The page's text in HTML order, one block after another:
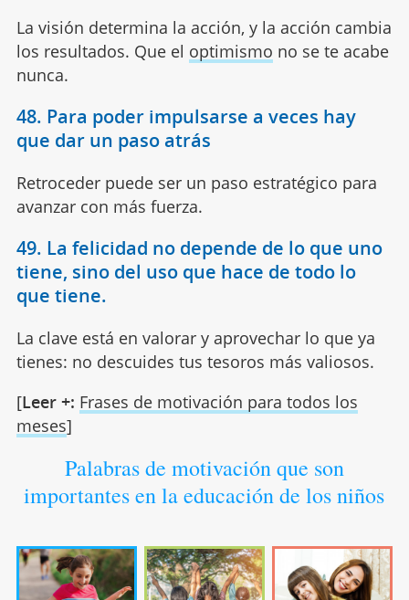
La visión determina la acción, y la acción cambia
los resultados. Que el optimismo no se te acabe
nunca.
48. Para poder impulsarse a veces hay
que dar un paso atrás
Retroceder puede ser un paso estratégico para
avanzar con más fuerza.
49. La felicidad no depende de lo que uno
tiene, sino del uso que hace de todo lo
que tiene.
La clave está en valorar y aprovechar lo que ya
tienes: no descuides tus tesoros más valiosos.
[Leer +: Frases de motivación para todos los
meses]
Palabras de motivación que son
importantes en la educación de los niños